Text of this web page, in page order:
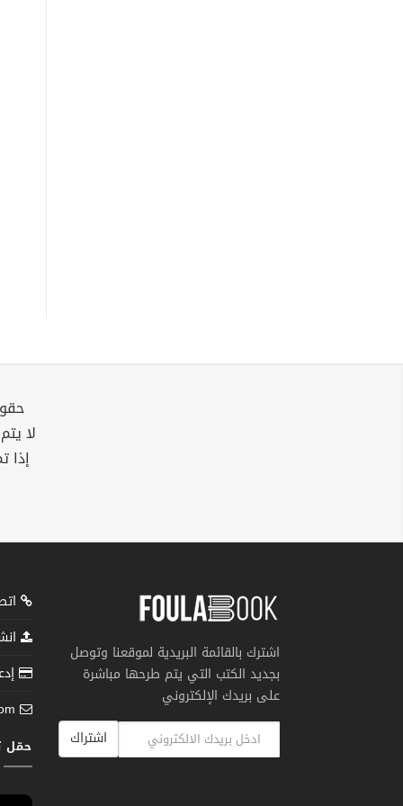
لا
إذا
اشترك بالقائمة البريدية لموقعنا وتوصل
بجديد الكتب التي يتم طرحها مباشرة
على بريدك الإلكتروني
اشتراك
حمّل